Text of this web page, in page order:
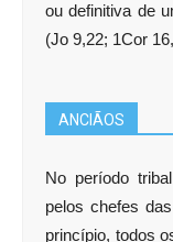
ou definitiva de
(Jo 9,22; 1Cor
ANCIÃOS
No período
pelos chefes
princípio, todos